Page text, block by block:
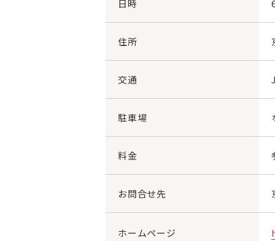
日時
住所
交通
駐車場
料金
お問合せ先
ホームページ